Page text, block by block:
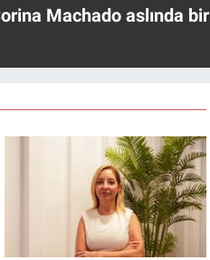
Machado aslında bir